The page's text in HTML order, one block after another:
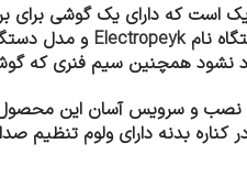
که دارای یک گوشی برای
نامElectropeyk و مدل
همچنین سیم فنری که
نصب و سرویس آسان این
بدنه دارای ولوم